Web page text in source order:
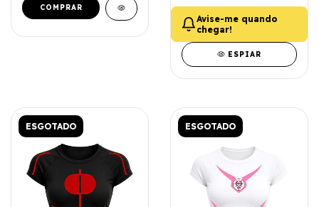
COMPRAR
Avise-me quando
chegar!
ESPIAR
ESGOTADO ESGOTADO